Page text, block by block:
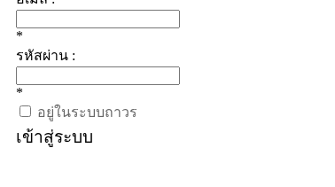
*
รหัสผ่าน :
*
อยู่ในระบบถาวร
เข้าสู่ระบบ